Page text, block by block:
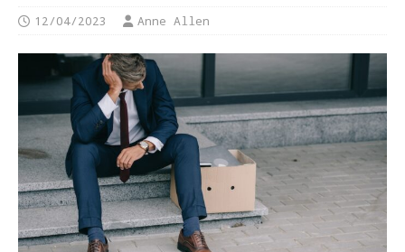
12/04/2023 Anne Allen